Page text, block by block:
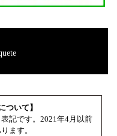
ついて】
記です。2021年4月以前
ます。